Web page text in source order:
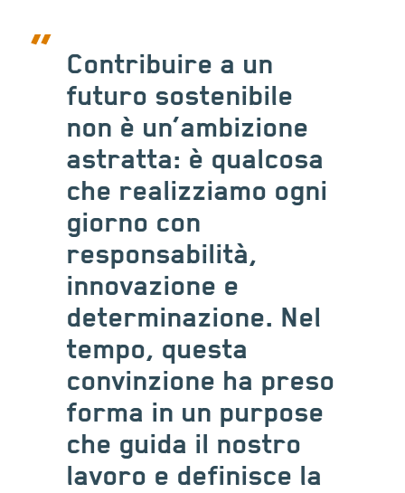
Contribuire a un
futuro sostenibile
non è un’ambizione
astratta: è qualcosa
che realizziamo ogni
giorno con
responsabilità,
innovazione e
determinazione. Nel
tempo, questa
convinzione ha preso
forma in un purpose
che guida il nostro
lavoro e definisce la